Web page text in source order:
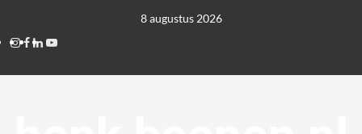
de
8 augustus 2026
Instagram
Facebook
Linkedin
Youtube